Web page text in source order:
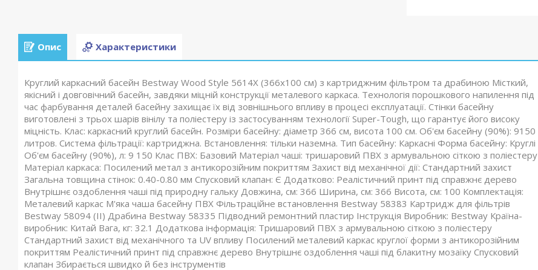
Опис Характеристики
Круглий каркасний басейн Bestway Wood Style 5614X (366х100 см) з картриджним фільтром та драбиною Місткий,
якісний і довговічний басейн, завдяки міцній конструкції металевого каркаса. Технологія порошкового напилення під
час фарбування деталей басейну захищає їх від зовнішнього впливу в процесі експлуатації. Стінки басейну
виготовлені з трьох шарів вінілу та поліестеру із застосуванням технології Super-Tough, що гарантує його високу
міцність. Клас: каркасний круглий басейн. Розміри басейну: діаметр 366 см, висота 100 см. Об'єм басейну (90%): 9150
литров. Система фільтрації: картриджна. Встановлення: тільки наземна. Тип басейну: Каркасні Форма басейну: Круглі
Об'єм басейну (90%), л: 9 150 Клас ПВХ: Базовий Матеріал чаші: тришаровий ПВХ з армувальною сіткою з поліестеру
Матеріал каркаса: Посилений метал з антикорозійним покриттям Захист від механічної дії: Стандартний захист
Загальна товщина стінок: 0.40-0.80 мм Спусковий клапан: Є Додатково: Реалістичний принт під справжнє дерево
Внутрішнє оздоблення чаші під природну гальку Довжина, см: 366 Ширина, см: 366 Висота, см: 100 Комплектація:
Металевий каркас М'яка чаша басейну ПВХ Фільтраційне встановлення Bestway 58383 Картридж для фільтрів
Bestway 58094 (II) Драбина Bestway 58335 Підводний ремонтний пластир Інструкція Виробник: Bestway Країна-
виробник: Китай Вага, кг: 32.1 Додаткова інформація: Тришаровий ПВХ з армувальною сіткою з поліестеру
Стандартний захист від механічного та UV впливу Посилений металевий каркас круглої форми з антикорозійним
покриттям Реалістичний принт під справжнє дерево Внутрішнє оздоблення чаші під блакитну мозаїку Спусковий
клапан Збирається швидко й без інструментів